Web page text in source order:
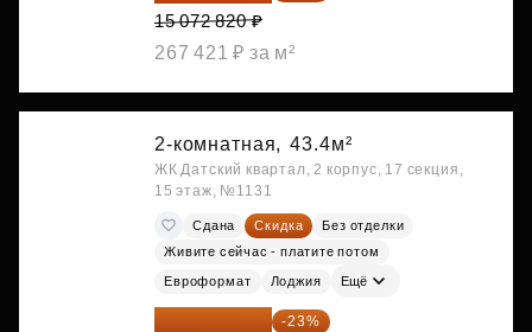
15 072 820 ₽
267 421 ₽ за м²
2-комнатная, 43.4м²
ЖК Датский квартал, 2 корпус, 17 секция,
15 этаж, №1131
Сдана Скидка
Без отделки
Живите сейчас - платите потом
Евроформат Лоджия Ещё
11 689 616 ₽ -23%